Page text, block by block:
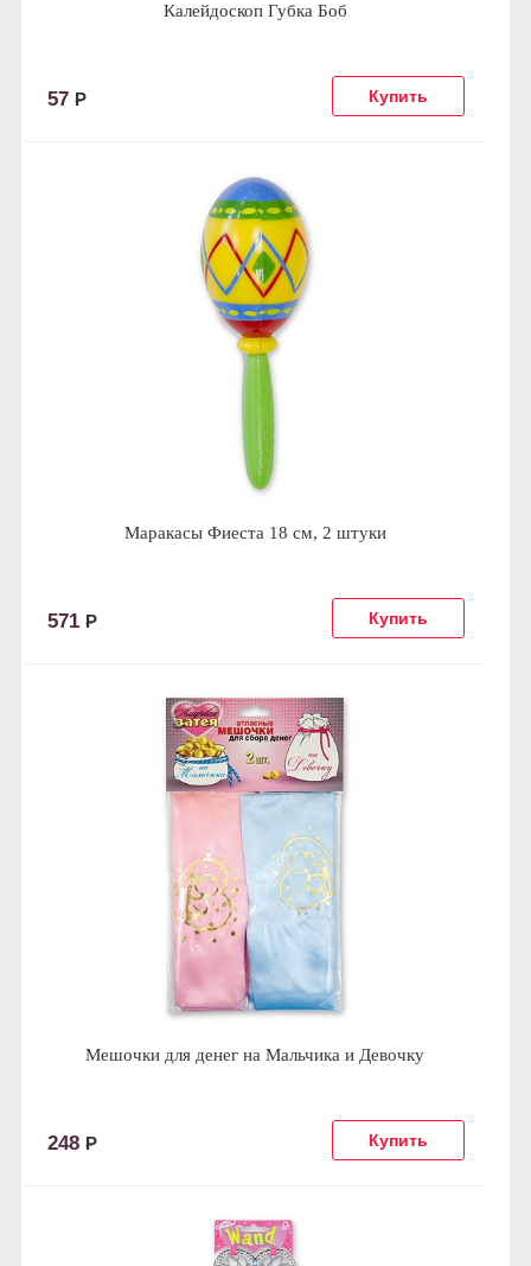
Калейдоскоп Губка Боб
57 Р
Маракасы Фиеста 18 см, 2 штуки
571 Р
Мешочки для денег на Мальчика и Девочку
248 Р